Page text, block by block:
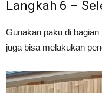
Langkah 6 –
Gunakan paku di
juga bisa melakukan